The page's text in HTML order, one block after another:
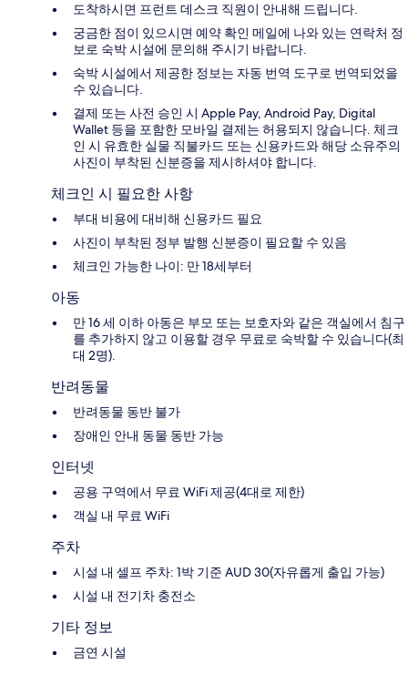
도착하시면 프런트 데스크 직원이 안내해 드립니다.
궁금한 점이 있으시면 예약 확인 메일에 나와 있는 연락처 정
보로 숙박 시설에 문의해 주시기 바랍니다.
숙박 시설에서 제공한 정보는 자동 번역 도구로 번역되었을
수 있습니다.
결제 또는 사전 승인 시 Apple Pay, Android Pay, Digital
Wallet 등을 포함한 모바일 결제는 허용되지 않습니다. 체크
인 시 유효한 실물 직불카드 또는 신용카드와 해당 소유주의
사진이 부착된 신분증을 제시하셔야 합니다.
체크인 시 필요한 사항
부대 비용에 대비해 신용카드 필요
사진이 부착된 정부 발행 신분증이 필요할 수 있음
체크인 가능한 나이: 만 18세부터
아동
만 16 세 이하 아동은 부모 또는 보호자와 같은 객실에서 침구
를 추가하지 않고 이용할 경우 무료로 숙박할 수 있습니다(최
대 2명).
반려동물
반려동물 동반 불가
장애인 안내 동물 동반 가능
인터넷
공용 구역에서 무료 WiFi 제공(4대로 제한)
객실 내 무료 WiFi
주차
시설 내 셀프 주차: 1박 기준 AUD 30(자유롭게 출입 가능)
시설 내 전기차 충전소
기타 정보
금연 시설